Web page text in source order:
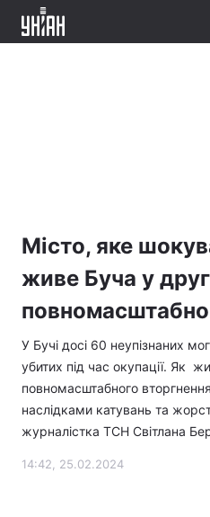
Місто, яке
живе Буча у
У Бучі досі 60 неупізнаних
убитих під час окупації. Як
повномасштабного
наслідками катувань та
журналістка ТСН Світлана
14:42, 25.02.2024